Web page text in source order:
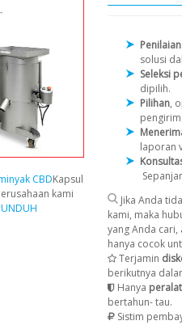
CBDKapsul
kami
UNDUH
solusi
Seleksi
dipilih.
Pilihan,
laporan
Jika Anda
kami, maka
yang Anda
hanya cocok
Terjamin
berikutnya
Hanya
bertahun- tau.
Sistim